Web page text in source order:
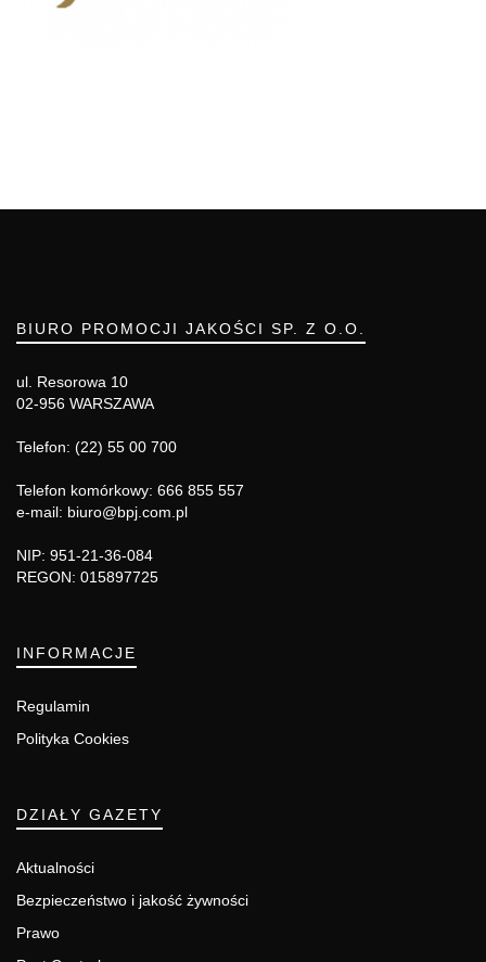
BIURO PROMOCJI JAKOŚCI SP. Z O.O.
ul. Resorowa 10
02-956 WARSZAWA
Telefon: (22) 55 00 700
Telefon komórkowy: 666 855 557
e-mail: biuro@bpj.com.pl
NIP: 951-21-36-084
REGON: 015897725
INFORMACJE
Regulamin
Polityka Cookies
DZIAŁY GAZETY
Aktualności
Bezpieczeństwo i jakość żywności
Prawo